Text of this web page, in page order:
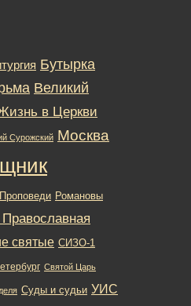
Бутырка
Великий
в Церкви
Сурожский Москва
Проповеди Романовы
святые СИЗО-1
Святой Царь
Суды и судьи УИС